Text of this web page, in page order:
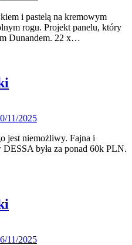
i pastelą na kremowym
rogu. Projekt panelu, który
Dunandem. 22 x…
11/2025
jest niemożliwy. Fajna i
była za ponad 60k PLN.
11/2025